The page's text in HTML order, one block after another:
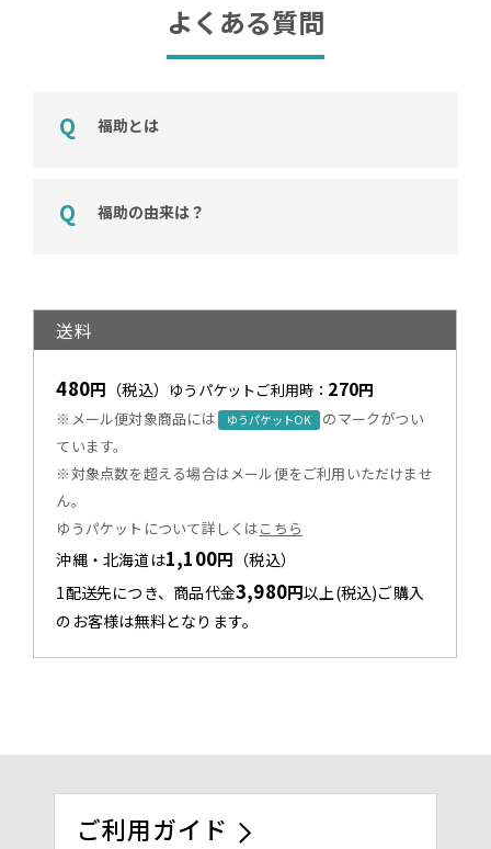
よくある質問
福助とは
福助の由来は？
送料
480円 （税込） ゆうパケットご利用時： 270円
※メール便対象商品には ゆうパケットOK
のマークがつい
ています。
※対象点数を超える場合はメール便をご利用いただけませ
ん。
ゆうパケットについて詳しくはこちら
沖縄・北海道は1,100円 （税込）
1配送先につき、商品代金3,980円以上(税込)ご購入
のお客様は無料となります。
ご利用ガイド